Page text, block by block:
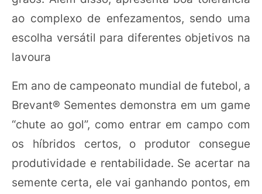
ao complexo de enfezamentos, sendo uma
escolha versátil para diferentes objetivos na
lavoura
Em ano de campeonato mundial de futebol, a
Brevant®️ Sementes demonstra em um game
“chute ao gol”, como entrar em campo com
os híbridos certos, o produtor consegue
produtividade e rentabilidade. Se acertar na
semente certa, ele vai ganhando pontos, em